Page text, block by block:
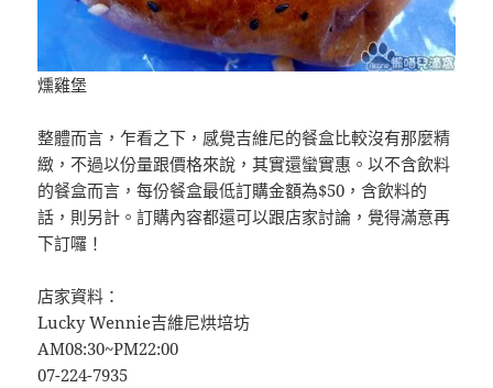
燻雞堡
整體而言，乍看之下，感覺吉維尼的餐盒比較沒有那麼精
緻，不過以份量跟價格來說，其實還蠻實惠。以不含飲料
的餐盒而言，每份餐盒最低訂購金額為$50，含飲料的
話，則另計。訂購內容都還可以跟店家討論，覺得滿意再
下訂囉！
店家資料：
Lucky Wennie吉維尼烘培坊
AM08:30~PM22:00
07-224-7935